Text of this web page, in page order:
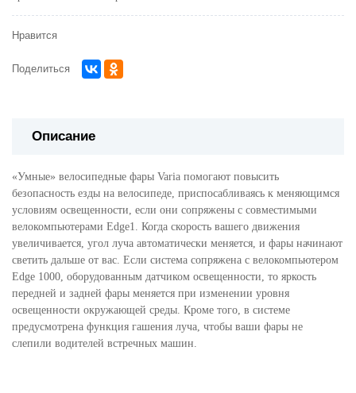
Нравится
Поделиться
Описание
«Умные» велосипедные фары Varia помогают повысить
безопасность езды на велосипеде, приспосабливаясь к меняющимся
условиям освещенности, если они сопряжены с совместимыми
велокомпьютерами Edge1. Когда скорость вашего движения
увеличивается, угол луча автоматически меняется, и фары начинают
светить дальше от вас. Если система сопряжена с велокомпьютером
Edge 1000, оборудованным датчиком освещенности, то яркость
передней и задней фары меняется при изменении уровня
освещенности окружающей среды. Кроме того, в системе
предусмотрена функция гашения луча, чтобы ваши фары не
слепили водителей встречных машин.